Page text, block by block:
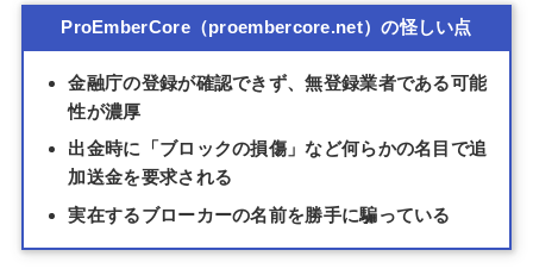
ProEmberCore（proembercore.net）の怪しい点
金融庁の登録が確認できず、無登録業者である可能
性が濃厚
出金時に「ブロックの損傷」など何らかの名目で追
加送金を要求される
実在するブローカーの名前を勝手に騙っている